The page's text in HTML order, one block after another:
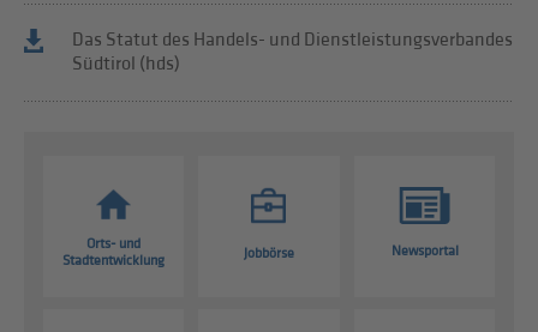
Das Statut des Handels- und Dienstleistungsverbandes
Südtirol (hds)
Orts- und
Stadtentwicklung
Jobbörse Newsportal